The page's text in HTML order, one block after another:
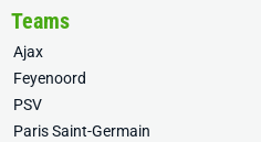
Teams
Ajax
Feyenoord
PSV
Paris Saint-Germain